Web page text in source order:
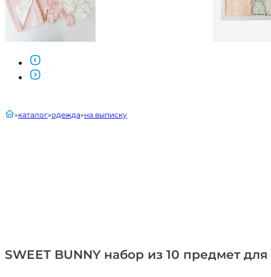
SWEET BUNNY набор из 10 предмет
главнаякаталог одежда на выписку